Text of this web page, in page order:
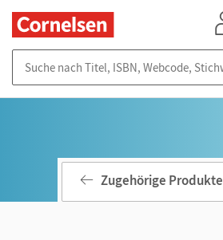
Zugehörige